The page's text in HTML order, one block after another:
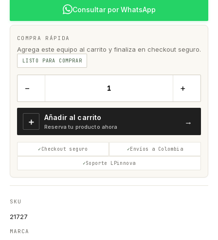
Consultar por WhatsApp
COMPRA RÁPIDA
Agrega este equipo al carrito y finaliza en checkout seguro.
LISTO PARA COMPRAR
− +
＋ Añadir al carrito
Reserva tu producto ahora
→
Checkout seguro Envíos a Colombia
Soporte LPinnova
SKU
21727
MARCA